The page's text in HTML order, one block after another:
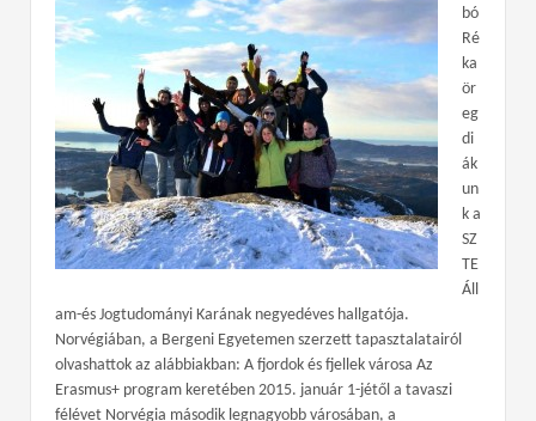
bó
Ré
ka
ör
eg
di
ák
un
k a
SZ
TE
Áll
am-és Jogtudományi Karának negyedéves hallgatója.
Norvégiában, a Bergeni Egyetemen szerzett tapasztalatairól
olvashattok az alábbiakban: A fjordok és fjellek városa Az
Erasmus+ program keretében 2015. január 1-jétől a tavaszi
félévet Norvégia második legnagyobb városában, a